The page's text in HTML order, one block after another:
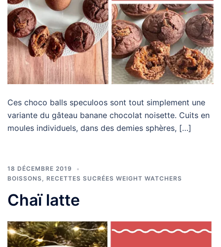
Ces choco balls speculoos sont tout simplement une
variante du gâteau banane chocolat noisette. Cuits en
moules individuels, dans des demies sphères, […]
18 DÉCEMBRE 2019
BOISSONS, RECETTES SUCRÉES WEIGHT WATCHERS
Chaï latte